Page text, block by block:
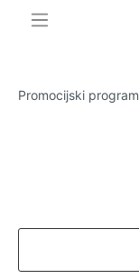
Promocijski program